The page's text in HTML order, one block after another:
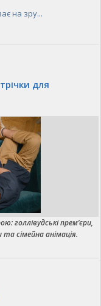
на зру...
для
голлівудські прем’єри,
та сімейна анімація.